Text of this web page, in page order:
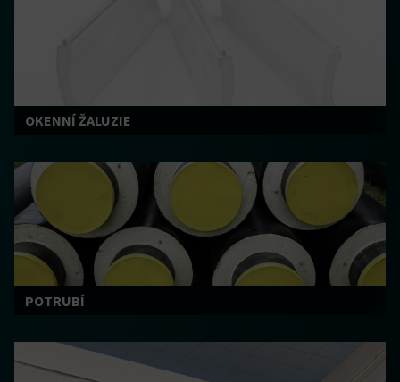
OKENNÍ ŽALUZIE
POTRUBÍ